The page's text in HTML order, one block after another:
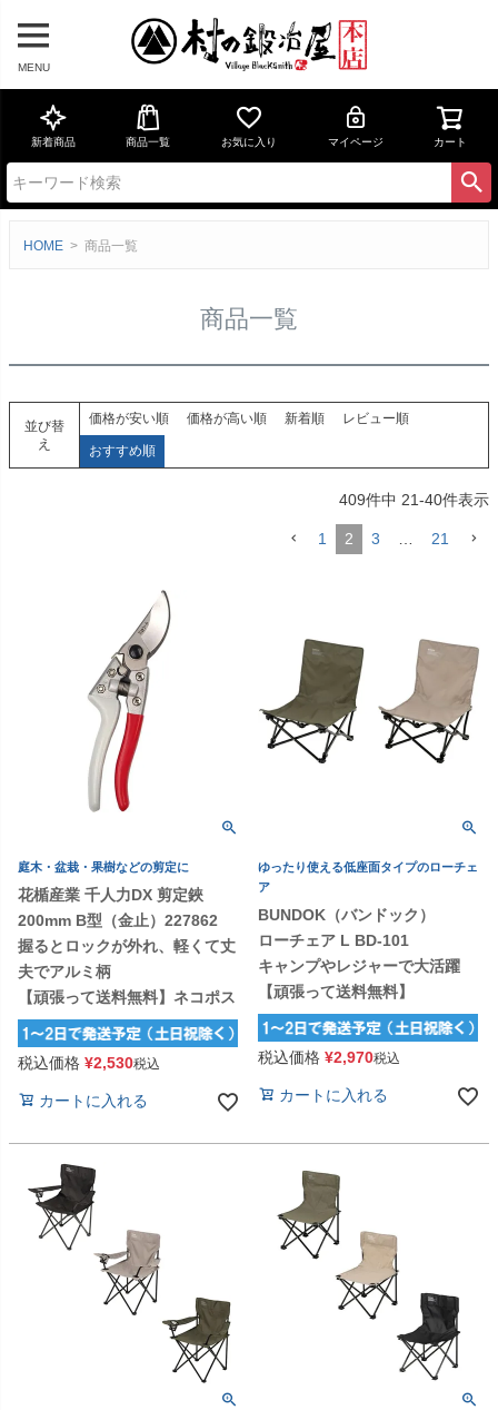
MENU
新着商品 商品一覧 お気に入り マイページ カート
HOME 商品一覧
商品一覧
並び替
え
価格が安い順 価格が高い順 新着順 レビュー順
おすすめ順
409件中 21-40件表示
1 2 3 21
庭木・盆栽・果樹などの剪定に
花楯産業 千人力DX 剪定鋏
200mm B型（金止）227862
握るとロックが外れ、軽くて丈
夫でアルミ柄
【頑張って送料無料】ネコポス
税込価格 ¥2,530税込
カートに入れる
ゆったり使える低座面タイプのローチェ
ア
BUNDOK（バンドック）
ローチェア L BD-101
キャンプやレジャーで大活躍
【頑張って送料無料】
税込価格 ¥2,970税込
カートに入れる